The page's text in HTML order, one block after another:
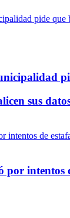
sus
por intentos